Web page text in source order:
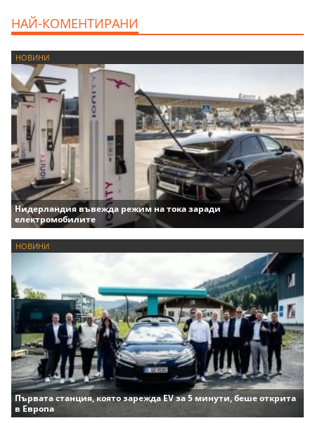
НАЙ-КОМЕНТИРАНИ
НОВИНИ
Нидерландия въвежда режим на тока заради
електромобилите
НОВИНИ
Първата станция, която зарежда EV за 5 минути, беше открита
в Европа